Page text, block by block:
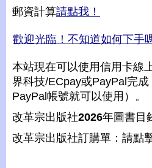
郵資計算請點我！
歡迎光臨！不知道如何下手
本站現在可以使用信用卡線
界科技/ECpay或PayPal完
PayPal帳號就可以使用）。
改革宗出版社2026年圖書目
改革宗出版社訂購單：請點